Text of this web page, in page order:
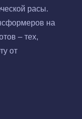
расы.
на
– тех,
от